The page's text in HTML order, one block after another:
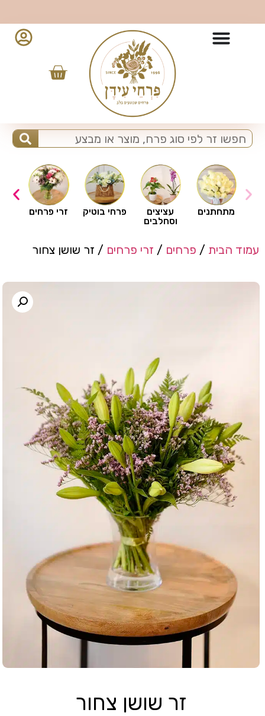
זרי פרחים פרחי בוטיק
עציצים
וסחלבים
מתחתנים
עמוד הבית / פרחים / זרי פרחים / זר שושן צחור
זר שושן צחור